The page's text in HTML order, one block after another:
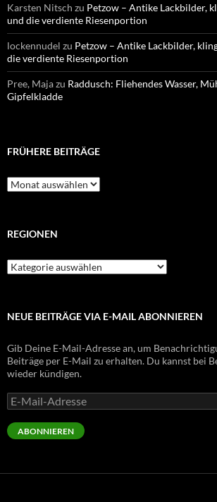
Karsten Nitsch zu Petzow – Antike Lackbilder,
und die verdiente Riesenportion
lockennudel zu Petzow – Antike Lackbilder,
die verdiente Riesenportion
Pree, Majazu Raddusch: Fliehendes Wasser,
Gipfelkladde
FRÜHERE BEITRÄGE
Frühere
Beiträge
REGIONEN
Regionen
NEUE BEITRÄGE VIA E-MAIL ABONNIEREN
Gib Deine E-Mail-Adresse an, um
Beiträge per E-Mail zu erhalten. Du kannst bei
wieder kündigen.
E-
Mail-
Adresse
ABONNIEREN